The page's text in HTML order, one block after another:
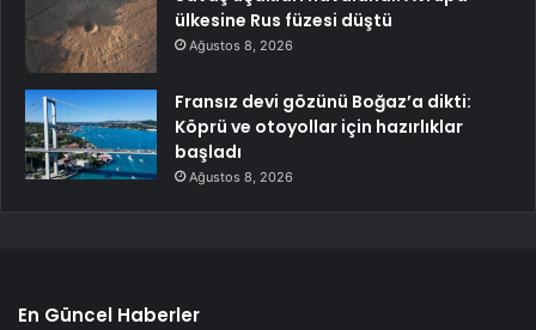
ülkesine Rus füzesi düştü
Ağustos 8, 2026
Fransız devi gözünü Boğaz’a dikti:
Köprü ve otoyollar için hazırlıklar
başladı
Ağustos 8, 2026
En Güncel Haberler